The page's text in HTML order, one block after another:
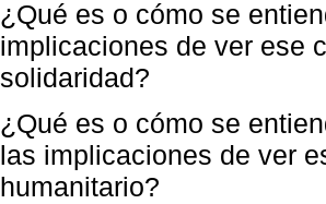
¿Qué es o cómo se
implicaciones de ver ese
solidaridad?
¿Qué es o cómo se
las implicaciones de ver
humanitario?